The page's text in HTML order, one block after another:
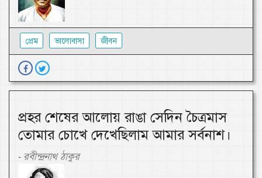
প্রেম ভালোবাসা জীবন
প্রহর শেষের আলোয় রাঙা সেদিন চৈত্রমাস
তোমার চোখে দেখেছিলাম আমার সর্বনাশ।
- রবীন্দ্রনাথ ঠাকুর